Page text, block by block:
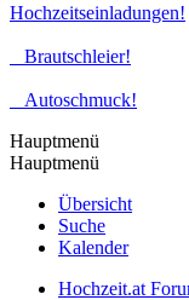
Hochzeitseinladungen!
Brautschleier!
Autoschmuck!
Hauptmenü
Hauptmenü
Übersicht
Suche
Kalender
Hochzeit.at